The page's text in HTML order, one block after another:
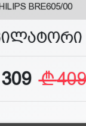
BRE605/00
309